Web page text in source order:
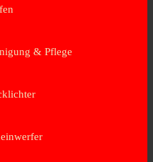
& Pflege